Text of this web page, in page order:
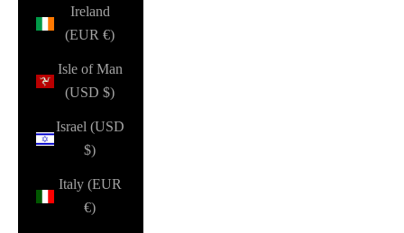
Ireland
(EUR €)
Isle of Man
(USD $)
Israel (USD
$)
Italy (EUR
€)